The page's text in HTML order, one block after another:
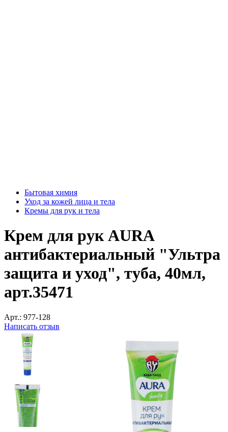
Бытовая химия
Уход за кожей лица и тела
Кремы для рук и тела
Крем для рук AURA
антибактериальный "Ультра
защита и уход", туба, 40мл,
арт.35471
Арт.: 977-128
Написать отзыв